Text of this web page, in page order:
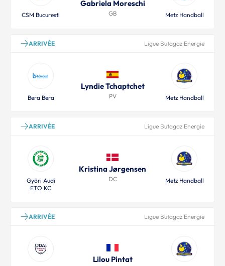
CSM Bucuresti
Gabriela Moreschi
GB Metz Handball
ARRIVÉE Ligue Butagaz Energie
Bera Bera
Lyndie Tchaptchet
PV Metz Handball
ARRIVÉE Ligue Butagaz Energie
Györi Audi
ETO KC
Kristina Jørgensen
DC Metz Handball
ARRIVÉE Ligue Butagaz Energie
Lilou Pintat